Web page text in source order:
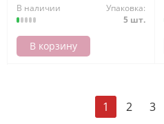
В наличии
Упаковка:
5 шт.
В корзину
1 2 3